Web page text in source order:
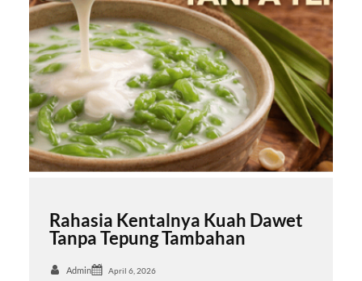
Rahasia Kentalnya Kuah Dawet
Tanpa Tepung Tambahan
Admin April 6, 2026